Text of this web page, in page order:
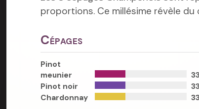
proportions. Ce millésime révèle
Cépages
Pinot
meunier
Pinot noir
Chardonnay